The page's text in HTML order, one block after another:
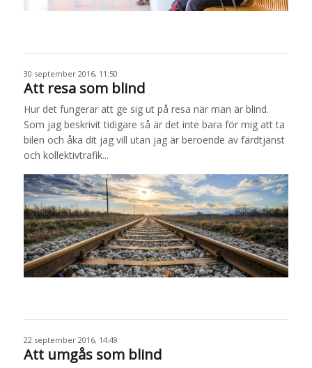
30 september 2016, 11:50
Att resa som blind
Hur det fungerar att ge sig ut på resa när man är blind.
Som jag beskrivit tidigare så är det inte bara för mig att ta
bilen och åka dit jag vill utan jag är beroende av färdtjänst
och kollektivtrafik...
22 september 2016, 14:49
Att umgås som blind